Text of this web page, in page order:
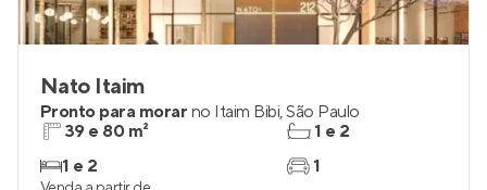
Nato Itaim
Pronto para morar no Itaim Bibi,São Paulo
39 e 80 m²
1 e 2
1 e 2
1